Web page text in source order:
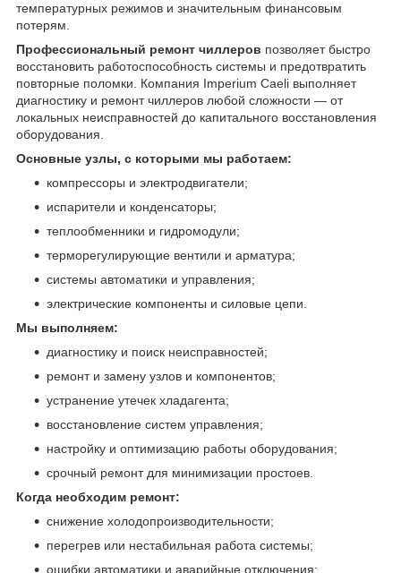
температурных режимов и значительным финансовым
потерям.
Профессиональный ремонт чиллеров позволяет быстро
восстановить работоспособность системы и предотвратить
повторные поломки. Компания Imperium Caeli выполняет
диагностику и ремонт чиллеров любой сложности — от
локальных неисправностей до капитального восстановления
оборудования.
Основные узлы, с которыми мы работаем:
компрессоры и электродвигатели;
испарители и конденсаторы;
теплообменники и гидромодули;
терморегулирующие вентили и арматура;
системы автоматики и управления;
электрические компоненты и силовые цепи.
Мы выполняем:
диагностику и поиск неисправностей;
ремонт и замену узлов и компонентов;
устранение утечек хладагента;
восстановление систем управления;
настройку и оптимизацию работы оборудования;
срочный ремонт для минимизации простоев.
Когда необходим ремонт:
снижение холодопроизводительности;
перегрев или нестабильная работа системы;
ошибки автоматики и аварийные отключения;